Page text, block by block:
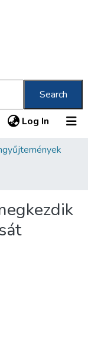
Search
Log In (current)